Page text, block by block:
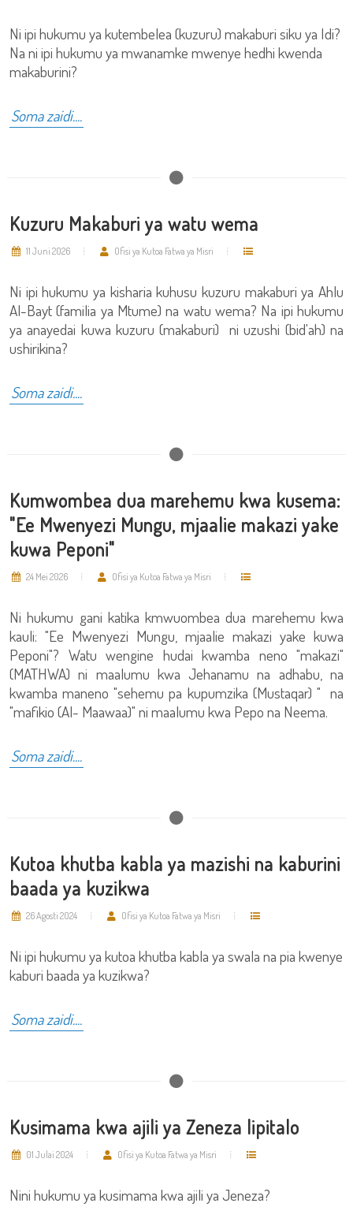
Ni ipi hukumu ya kutembelea (kuzuru) makaburi siku ya Idi?
Na ni ipi hukumu ya mwanamke mwenye hedhi kwenda
makaburini?
Soma zaidi....
Kuzuru Makaburi ya watu wema
11 Juni 2026 Ofisi ya Kutoa Fatwa ya Misri
Ni ipi hukumu ya kisharia kuhusu kuzuru makaburi ya Ahlu
Al-Bayt (familia ya Mtume) na watu wema? Na ipi hukumu
ya anayedai kuwa kuzuru (makaburi) ni uzushi (bid'ah) na
ushirikina?
Soma zaidi....
Kumwombea dua marehemu kwa kusema:
"Ee Mwenyezi Mungu, mjaalie makazi yake
kuwa Peponi"
24 Mei 2026 Ofisi ya Kutoa Fatwa ya Misri
Ni hukumu gani katika kmwuombea dua marehemu kwa
kauli: "Ee Mwenyezi Mungu, mjaalie makazi yake kuwa
Peponi"? Watu wengine hudai kwamba neno "makazi"
(MATHWA) ni maalumu kwa Jehanamu na adhabu, na
kwamba maneno "sehemu pa kupumzika (Mustaqar) " na
"mafikio (Al- Maawaa)" ni maalumu kwa Pepo na Neema.
Soma zaidi....
Kutoa khutba kabla ya mazishi na kaburini
baada ya kuzikwa
26 Agosti 2024 Ofisi ya Kutoa Fatwa ya Misri
Ni ipi hukumu ya kutoa khutba kabla ya swala na pia kwenye
kaburi baada ya kuzikwa?
Soma zaidi....
Kusimama kwa ajili ya Zeneza lipitalo
01 Julai 2024 Ofisi ya Kutoa Fatwa ya Misri
Nini hukumu ya kusimama kwa ajili ya Jeneza?